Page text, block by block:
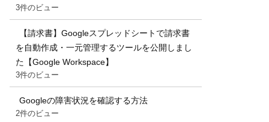
3件のビュー
【請求書】Googleスプレッドシートで請求書
を自動作成・一元管理するツールを公開しまし
た【Google Workspace】
3件のビュー
Googleの障害状況を確認する方法
2件のビュー